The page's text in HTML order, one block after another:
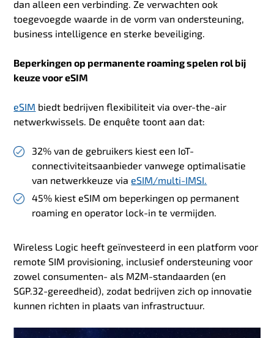
dan alleen een verbinding. Ze verwachten ook
toegevoegde waarde in de vorm van ondersteuning,
business intelligence en sterke beveiliging.
Beperkingen op permanente roaming spelen rol bij
keuze voor eSIM
eSIM biedt bedrijven flexibiliteit via over-the-air
netwerkwissels. De enquête toont aan dat:
32% van de gebruikers kiest een IoT-
connectiviteitsaanbieder vanwege optimalisatie
van netwerkkeuze viaeSIM/multi-IMSI.
45% kiest eSIM om beperkingen op permanent
roaming en operator lock-in te vermijden.
Wireless Logic heeft geïnvesteerd in een platform voor
remote SIM provisioning, inclusief ondersteuning voor
zowel consumenten- als M2M-standaarden (en
SGP.32-gereedheid), zodat bedrijven zich op innovatie
kunnen richten in plaats van infrastructuur.